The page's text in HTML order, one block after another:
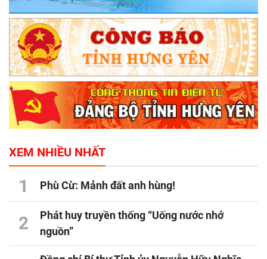
XEM NHIỀU NHẤT
1 Phù Cừ: Mảnh đất anh hùng!
2
Phát huy truyền thống “Uống nước nhớ
nguồn”